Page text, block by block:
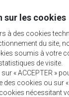
sur les cookies
à des cookies
du site,
soumis à votre
de visite.
« ACCEPTER »
des cookies ou sur «
nécessitant